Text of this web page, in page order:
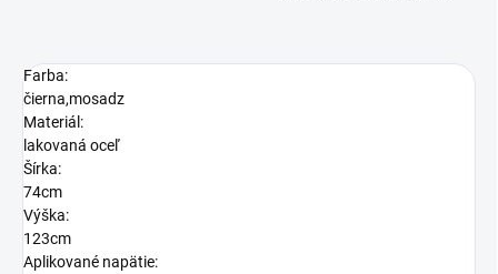
Farba:
čierna,mosadz
Materiál:
lakovaná oceľ
Šírka:
74cm
Výška:
123cm
Aplikované napätie: